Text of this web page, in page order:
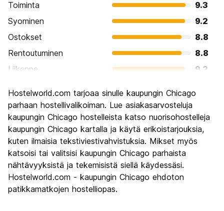
Toiminta
9.3
Syominen
9.2
Ostokset
8.8
Rentoutuminen
8.8
Liikenne
9.2
Kulttuuri
Yöelämä
8.6
Rahanarvoinen
8.3
Hostelworld.com tarjoaa sinulle kaupungin Chicago
parhaan hostellivalikoiman. Lue asiakasarvosteluja
kaupungin Chicago hostelleista katso nuorisohostelleja
kaupungin Chicago kartalla ja käytä erikoistarjouksia,
kuten ilmaisia tekstiviestivahvistuksia. Mikset myös
katsoisi tai valitsisi kaupungin Chicago parhaista
nähtävyyksistä ja tekemisistä siellä käydessäsi.
Hostelworld.com - kaupungin Chicago ehdoton
patikkamatkojen hostelliopas.